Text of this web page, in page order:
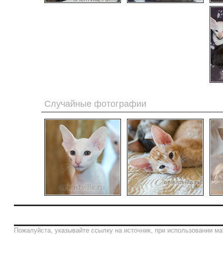
Случайные фотографии
Пожалуйста, указывайте ссылку на источник, при использовании